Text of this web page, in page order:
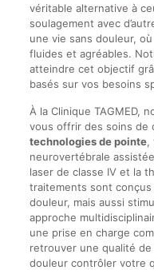
véritable alternative à
soulagement avec
une vie sans douleur,
fluides et agréables.
atteindre cet objectif
basés sur vos besoins
À la Clinique TAGMED,
vous offrir des soins de
technologies de pointe,
neurovertébrale
laser de classe IV et la
traitements sont
douleur, mais aussi
approche
une prise en charge
retrouver une qualité de
douleur contrôler votre